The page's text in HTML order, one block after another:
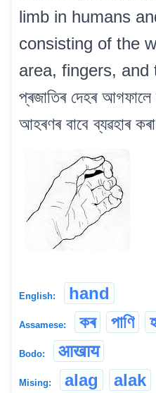
limb in humans
consisting of the
area, fingers, and
প্ৰজাতিৰ দেহৰ
আহৰণৰ বাবে ব্যৱহাৰ
English: hand
Assamese: কৰ পাণি
Bodo: आखाय
Mising: alag alak